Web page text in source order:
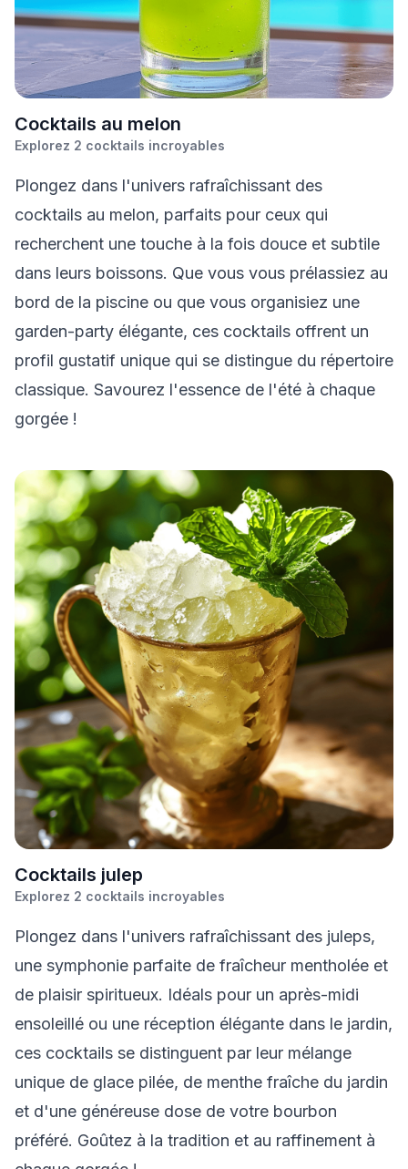
Cocktails au melon
Explorez 2 cocktails incroyables
Plongez dans l'univers rafraîchissant des
cocktails au melon, parfaits pour ceux qui
recherchent une touche à la fois douce et subtile
dans leurs boissons. Que vous vous prélassiez au
bord de la piscine ou que vous organisiez une
garden-party élégante, ces cocktails offrent un
profil gustatif unique qui se distingue du répertoire
classique. Savourez l'essence de l'été à chaque
gorgée !
Cocktails julep
Explorez 2 cocktails incroyables
Plongez dans l'univers rafraîchissant des juleps,
une symphonie parfaite de fraîcheur mentholée et
de plaisir spiritueux. Idéals pour un après-midi
ensoleillé ou une réception élégante dans le jardin,
ces cocktails se distinguent par leur mélange
unique de glace pilée, de menthe fraîche du jardin
et d'une généreuse dose de votre bourbon
préféré. Goûtez à la tradition et au raffinement à